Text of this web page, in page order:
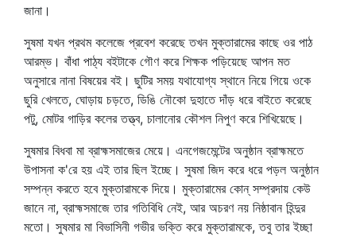
জানা।
সুষমা যখন প্রথম কলেজে প্রবেশ করেছে তখন মুক্তারামের কাছে ওর পাঠ
আরম্ভ। বাঁধা পাঠ্য বইটাকে গৌণ করে শিক্ষক পড়িয়েছে আপন মত
অনুসারে নানা বিষয়ের বই। ছুটির সময় যথাযোগ্য স্থানে নিয়ে গিয়ে ওকে
ছুরি খেলতে, ঘোড়ায় চড়তে, ডিঙি নৌকো দুহাতে দাঁড় ধরে বাইতে করেছে
পটু, মোটর গাড়ির কলের তত্ত্ব, চালানোর কৌশল নিপুণ করে শিখিয়েছে।
সুষমার বিধবা মা ব্রাহ্মসমাজের মেয়ে। এনগেজমেন্টের অনুষ্ঠান ব্রাহ্মমতে
উপাসনা ক'রে হয় এই তার ছিল ইচ্ছে। সুষমা জিদ করে ধরে পড়ল অনুষ্ঠান
সম্পন্ন করতে হবে মুক্তারামকে দিয়ে। মুক্তারামের কোন্‌ সম্প্রদায় কেউ
জানে না, ব্রাহ্মসমাজে তার গতিবিধি নেই, আর অচরণ নয় নিষ্ঠাবান হিন্দুর
মতো। সুষমার মা বিভাসিনী গভীর ভক্তি করে মুক্তারামকে, তবু তার ইচ্ছা